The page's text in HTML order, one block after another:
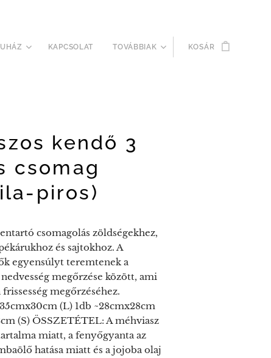
KAPCSOLAT TOVÁBBIAK KOSÁR
kendő 3
csomag
piros)
csomagolás zöldségekhez,
és sajtokhoz. A
egyensúlyt teremtenek a
nedvesség megőrzése között, ami
megőrzéséhez.
(L) 1db ~28cmx28cm
(S) ÖSSZETÉTEL: A méhviasz
miatt, a fenyőgyanta az
hatása miatt és a jojoba olaj